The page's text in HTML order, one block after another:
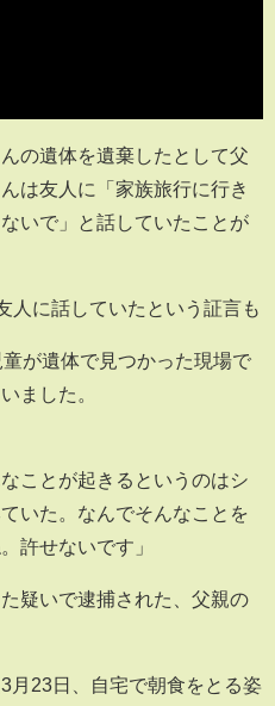
の遺体を遺棄したとして父
は友人に「家族旅行に行き
いで」と話していたことが
人に話していたという証言も
が遺体で見つかった現場で
ました。
ことが起きるというのはシ
いた。なんでそんなことを
許せないです」
疑いで逮捕された、父親の
月23日、自宅で朝食をとる姿